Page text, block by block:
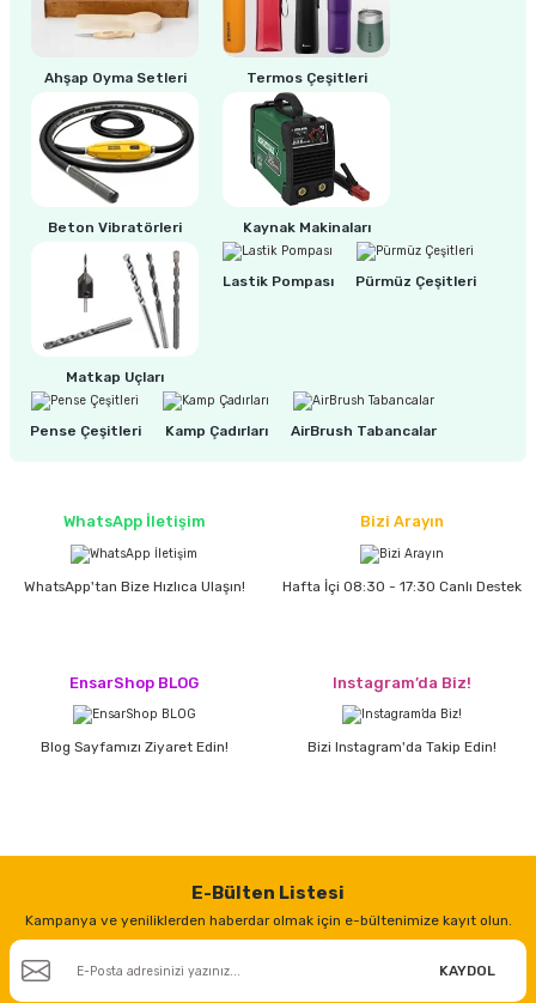
Ahşap Oyma Setleri Termos Çeşitleri
Beton Vibratörleri Kaynak Makinaları
Matkap Uçları
Lastik Pompası Pürmüz Çeşitleri
Pense Çeşitleri Kamp Çadırları AirBrush Tabancalar
WhatsApp İletişim
WhatsApp'tan Bize Hızlıca Ulaşın!
Bizi Arayın
Hafta İçi 08:30 - 17:30 Canlı Destek
EnsarShop BLOG
Blog Sayfamızı Ziyaret Edin!
Instagram’da Biz!
Bizi Instagram'da Takip Edin!
E-Bülten Listesi
Kampanya ve yeniliklerden haberdar olmak için e-bültenimize kayıt olun.
KAYDOL